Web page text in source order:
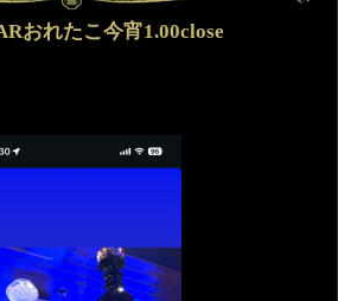
おれたこ今宵1.00close